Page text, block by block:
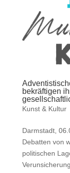
bekräftigen
Kunst & Kultur
Darmstadt,
Debatten von
politischen